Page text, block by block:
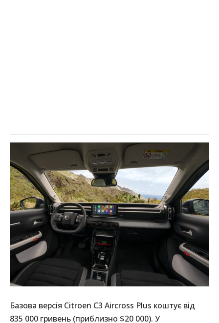
Базова версія Citroen C3 Aircross Plus коштує від
835 000 гривень (приблизно $20 000). У